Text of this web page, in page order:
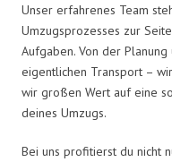
Unser erfahrenes Team
Umzugsprozesses zur
Aufgaben. Von der
eigentlichen Transport –
wir großen Wert auf eine
deines Umzugs.
Bei uns profitierst du nicht